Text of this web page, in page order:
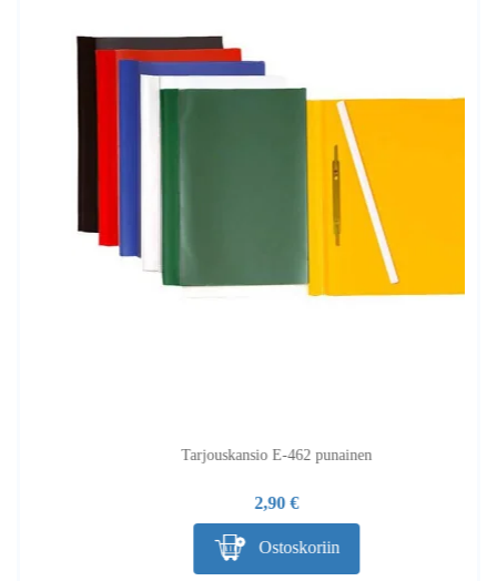
Tarjouskansio E-462 punainen
2,90 €
Ostoskoriin